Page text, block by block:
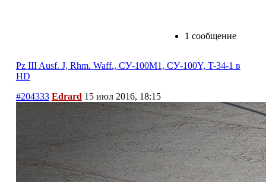
1 сообщение
Pz III Ausf. J, Rhm. Waff., СУ-100М1, СУ-100Y, T-34-1 в
HD
#204333 Edrard 15 июл 2016, 18:15